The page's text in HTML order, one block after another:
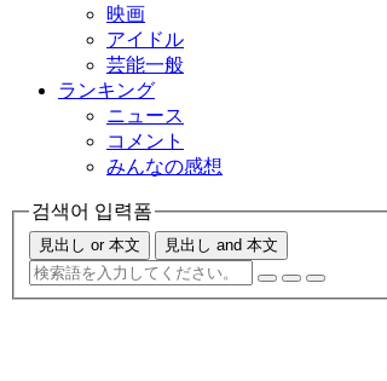
映画
アイドル
芸能一般
ランキング
ニュース
コメント
みんなの感想
검색어 입력폼
見出し or 本文 見出し and 本文